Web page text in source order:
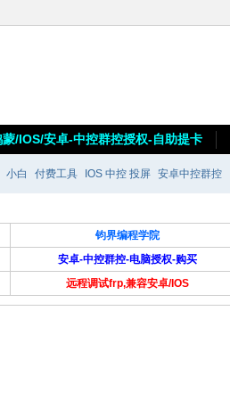
蒙/IOS/安卓-中控群控授权-自助提卡
小白 付费工具 IOS 中控 投屏 安卓中控群控
钧界编程学院
安卓-中控群控-电脑授权-购买
远程调试frp,兼容安卓/IOS